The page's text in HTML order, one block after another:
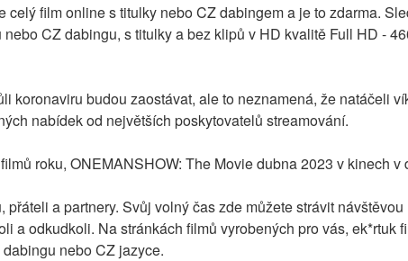
celý film online s titulky nebo CZ dabingem a je to zdarma.
CZ dabingu, s titulky a bez klipů v HD kvalitě Full HD -
koronaviru budou zaostávat, ale to neznamená, že natáčeli
nabídek od největších poskytovatelů streamování.
roku, ONEMANSHOW: The Movie dubna 2023 v kinech
přáteli a partnery. Svůj volný čas zde můžete strávit
a odkudkoli. Na stránkách filmů vyrobených pro vás, ek*rtuk
nebo CZ jazyce.